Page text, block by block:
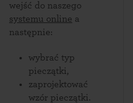
wejść do naszego
systemu online a
następnie:
wybrać typ
pieczątki,
zaprojektować
wzór pieczątki.